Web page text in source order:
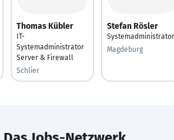
Thomas Kübler
IT-
Systemadministrator
Server & Firewall
Schlier
Stefan Rösler
Systemadministrator
Magdeburg